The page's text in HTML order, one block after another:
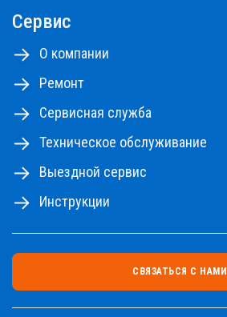
Сервис
О компании
Ремонт
Сервисная служба
Техническое обслуживание
Выездной сервис
Инструкции
СВЯЗАТЬСЯ С НАМИ